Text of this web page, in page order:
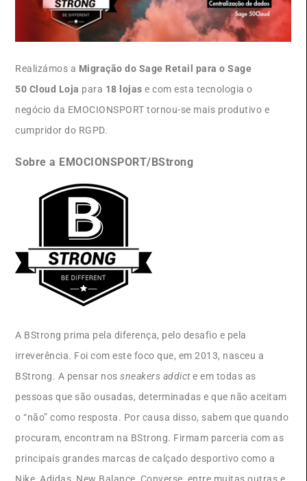
Realizámos a Migração do Sage Retail para o Sage
50 Cloud Loja para 18 lojas e com esta tecnologia o
negócio da EMOCIONSPORT tornou-se mais produtivo e
cumpridor do RGPD.
Sobre a EMOCIONSPORT/BStrong
A BStrong prima pela diferença, pelo desafio e pela
irreverência. Foi com este foco que, em 2013, nasceu a
BStrong. A pensar nossneakers addicte em todas as
pessoas que são ousadas, determinadas e que não aceitam
o “não” como resposta. Por causa disso, sabem que quando
procuram, encontram na BStrong. Firmam parceria com as
principais grandes marcas de calçado desportivo como a
Nike, Adidas, New Balance, Converse, entre muitas outras e